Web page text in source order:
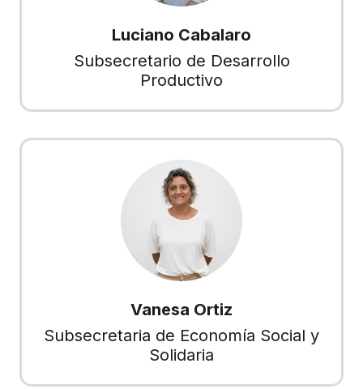
Luciano Cabalaro
Subsecretario de Desarrollo
Productivo
Vanesa Ortiz
Subsecretaria de Economía Social y
Solidaria